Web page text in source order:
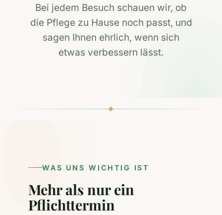
Bei jedem Besuch schauen wir, ob
die Pflege zu Hause noch passt, und
sagen Ihnen ehrlich, wenn sich
etwas verbessern lässt.
WAS UNS WICHTIG IST
Mehr als nur ein
Pflichttermin